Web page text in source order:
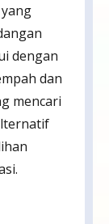
dengan
dan
mencari